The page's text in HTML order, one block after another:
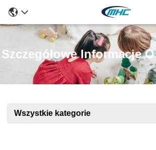
Szczegółowe Informacje
Wszystkie kategorie